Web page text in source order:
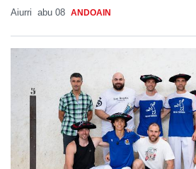
Aiurri abu 08 ANDOAIN